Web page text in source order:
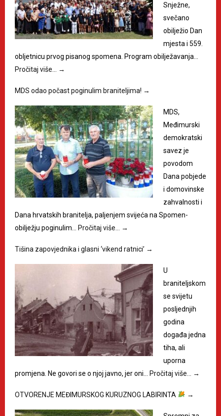
Snježne,
svečano
obilježio Dan
mjesta i 559.
obljetnicu prvog pisanog spomena. Program obilježavanja…
Pročitaj više…
→
MDS odao počast poginulim braniteljima! →
MDS,
Međimurski
demokratski
savez je
povodom
Dana pobjede
i domovinske
zahvalnosti i
Dana hrvatskih branitelja, paljenjem svijeća na Spomen-
obilježju poginulim…
Pročitaj više… →
Tišina zapovjednika i glasni ‘vikend ratnici’ →
U
braniteljskom
se svijetu
posljednjih
godina
događa jedna
tiha, ali
uporna
promjena. Ne govori se o njoj javno, jer oni…
Pročitaj više… →
OTVORENJE MEĐIMURSKOG KURUZNOG LABIRINTA →